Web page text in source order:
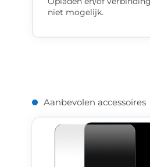
niet mogelijk.
Aanbevolen accessoires